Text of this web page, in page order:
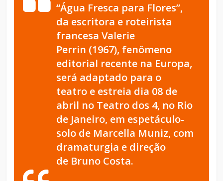
“Água Fresca para Flores”,
da escritora e roteirista
francesa Valerie
Perrin (1967), fenômeno
editorial recente na Europa,
será adaptado para o
teatro e estreia dia 08 de
abril no Teatro dos 4, no Rio
de Janeiro, em espetáculo-
solo de Marcella Muniz, com
dramaturgia e direção
de Bruno Costa.